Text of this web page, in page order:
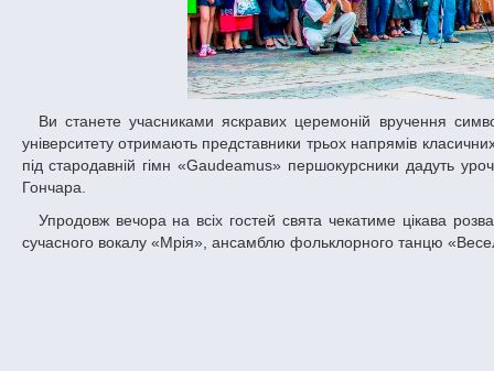
Ви станете учасниками яскравих церемоній вручення символічного студентського квитка та залікової книжки. Хліб-сіль на входини до
університету отримають представники трьох напрямів
під стародавній гімн «Gaudeamus» першокурсники дадуть
Гончара.
Упродовж вечора на всіх гостей свята чекатиме цікава розважальна програма від творчих колективів Палацу студентів – народної студії
сучасного вокалу «Мрія», ансамблю фольклорного танцю